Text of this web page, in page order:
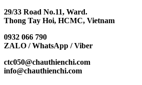
29/33 Road No.11, Ward.
Thong Tay Hoi, HCMC, Vietnam
0932 066 790
ZALO / WhatsApp / Viber
ctc050@chauthienchi.com
info@chauthienchi.com